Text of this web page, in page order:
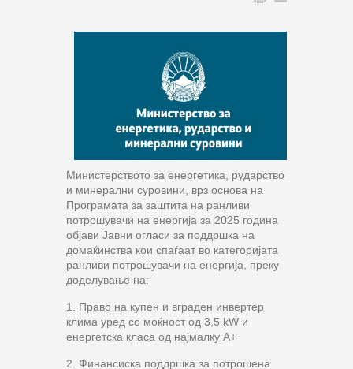
Министерството за енергетика, рударство
и минерални суровини, врз основа на
Програмата за заштита на ранливи
потрошувачи на енергија за 2025 година
објави Јавни огласи за поддршка на
домаќинства кои спаѓаат во категоријата
ранливи потрошувачи на енергија, преку
доделување на:
1. Право на купен и вграден инвертер
клима уред со моќност од 3,5 kW и
енергетска класа од најмалку А+
2. Финансиска поддршка за потрошена